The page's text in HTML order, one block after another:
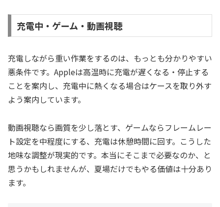
充電中・ゲーム・動画視聴
充電しながら重い作業をするのは、もっとも分かりやすい
悪条件です。Appleは高温時に充電が遅くなる・停止する
ことを案内し、充電中に熱くなる場合はケースを取り外す
よう案内しています。
動画視聴なら画質を少し落とす、ゲームならフレームレー
ト設定を中程度にする、充電は休憩時間に回す。こうした
地味な調整が現実的です。本当にそこまで必要なのか、と
思うかもしれませんが、夏場だけでもやる価値は十分あり
ます。